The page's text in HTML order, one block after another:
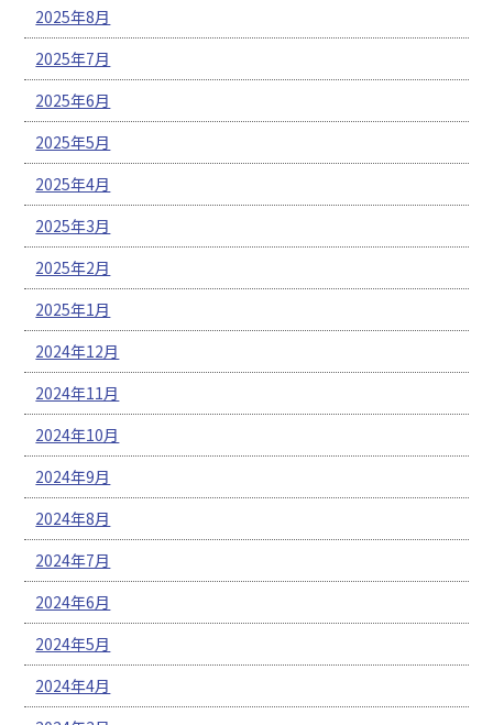
2025年8月
2025年7月
2025年6月
2025年5月
2025年4月
2025年3月
2025年2月
2025年1月
2024年12月
2024年11月
2024年10月
2024年9月
2024年8月
2024年7月
2024年6月
2024年5月
2024年4月